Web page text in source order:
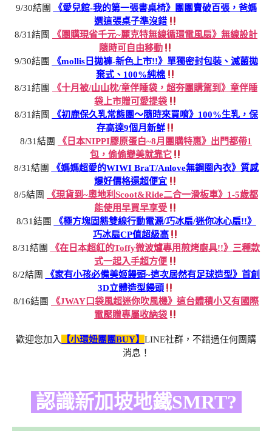
9/30結團
《愛兒館-我的第一張書桌椅》團團賣破百張，爸媽
選這張桌子準沒錯
8/31結團
《團購現省千元~麗克特無線循環電風扇》無線設計
隨時可自由移動
9/30結團
《mollis日拋褲-新色上市!!》單獨密封包裝、滅菌拋
棄式、100%純棉
8/31結團
《十月被/山山枕/童伴睡袋，超夯團購駕到》童伴睡
袋上市贈可愛提袋
8/31結團
《初鹿保久乳常態團～隨時來買唷》100%生乳，保
存高達9個月新鮮
8/31結團
《日本NIPPI膠原蛋白~8月團購特惠》出門都帶1
包，偷偷變美就靠它
8/31結團
《媽媽超愛的WIWI BraT/Anlove無鋼圈內衣》質感
爆好價格還超便宜
8/5結團
《現貨到~奧地利Scoot&Ride二合一滑板車》1-5歲都
能使用早買早享受
8/31結團
《極方塊固態雙線行動電源/巧冰扇/迷你冰心扇!!》
巧冰扇CP值超級高
8/31結團
《在日本超紅的Toffy微波爐專用煎烤廚具!!》三種款
式一起入手超方便
8/2結團
《家有小孩必備美姬饅頭~這次居然有足球造型》首創
3D立體造型饅頭
8/16結團
《JWAY口袋風超迷你吹風機》這台體積小又有國際
電壓贈專屬收納袋
歡迎您加入 【小環妞團團BUY】 LINE社群，不錯過任何團購
消息！
認識新加坡地鐵SMRT?